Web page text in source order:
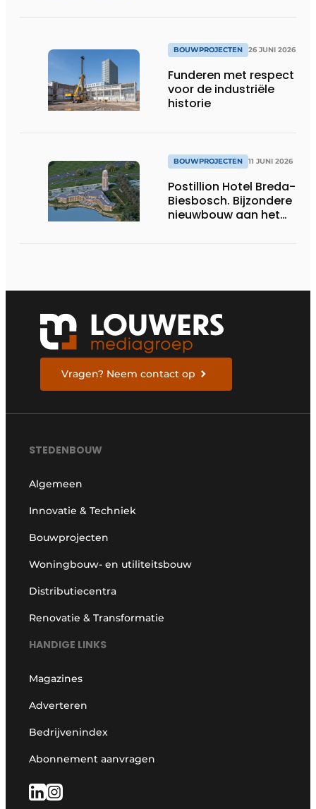
BOUWPROJECTEN 26 JUNI 2026
Funderen met respect
voor de industriële
historie
BOUWPROJECTEN 11 JUNI 2026
Postillion Hotel Breda-
Biesbosch. Bijzondere
nieuwbouw aan het
Vragen? Neem contact op
STEDENBOUW
Algemeen
Innovatie & Techniek
Bouwprojecten
Woningbouw- en utiliteitsbouw
Distributiecentra
Renovatie & Transformatie
HANDIGE LINKS
Magazines
Adverteren
Bedrijvenindex
Abonnement aanvragen